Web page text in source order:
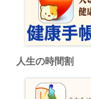
人生の時間割